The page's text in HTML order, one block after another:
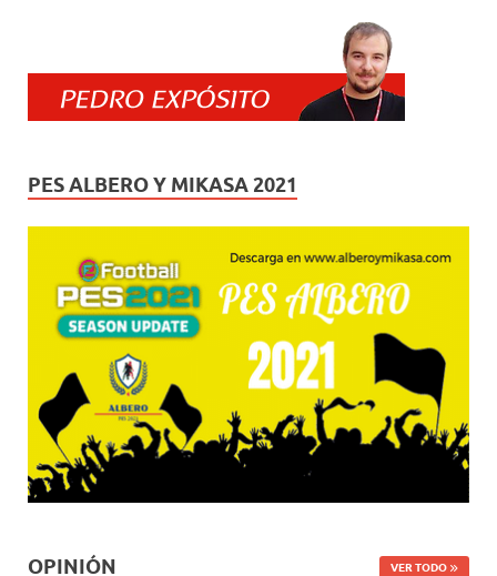
PES ALBERO Y MIKASA 2021
OPINIÓN VER TODO